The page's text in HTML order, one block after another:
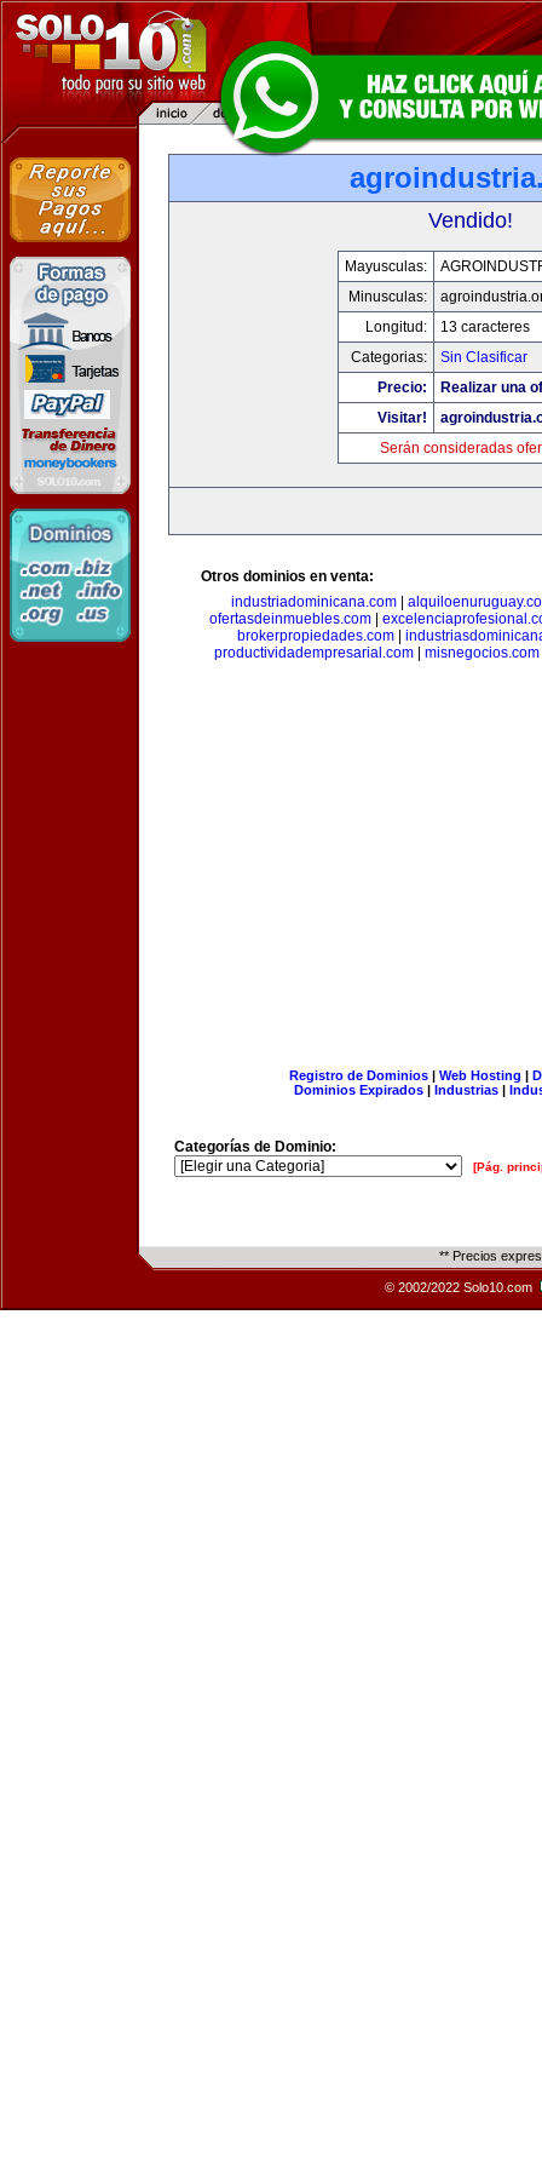
Vendido!
Mayusculas:
Minusculas:
Longitud:
13 caracteres
Categorias:
Sin Clasificar
Precio:
Realizar una
Visitar!
Serán consideradas
Otros dominios en venta:
industriadominicana.com
ofertasdeinmuebles.com
brokerpropiedades.com|
productividadempresarial.com
misnegocios.com
Registro de Dominios| Web Hosting |
Dominios Expirados | Industrias |
Categorías de Dominio:
[Pág.
** Precios
© 2002/2022 Solo10.com